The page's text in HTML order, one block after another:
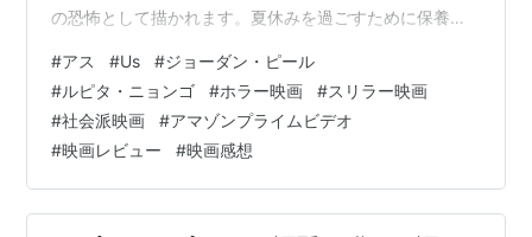
の恐怖として描かれます。夏休みを過ごすために保養地
在“ドッペルゲンガー”と対峙する物語です。単なるホラー
の枠を超え、現代社会の闇や人間の二面性を深く問いか
ける本作は、観る者に強烈な印象を残します。
#アス #Us #ジョーダン・ピール
#ルピタ・ニョンゴ #ホラー映画 #スリラー映画
#社会派映画 #アマゾンプライムビデオ
#映画レビュー #映画感想